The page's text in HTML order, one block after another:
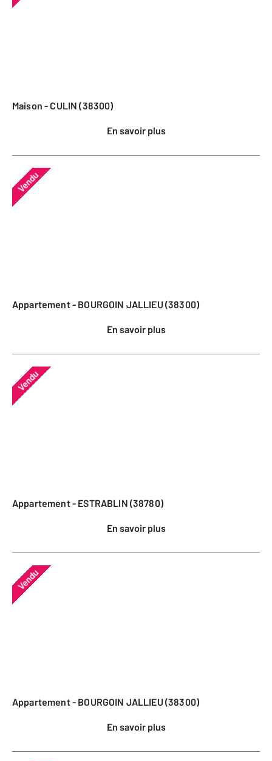
Maison - CULIN (38300)
En savoir plus
Vendu
Appartement - BOURGOIN JALLIEU (38300)
En savoir plus
Vendu
Appartement - ESTRABLIN (38780)
En savoir plus
Vendu
Appartement - BOURGOIN JALLIEU (38300)
En savoir plus